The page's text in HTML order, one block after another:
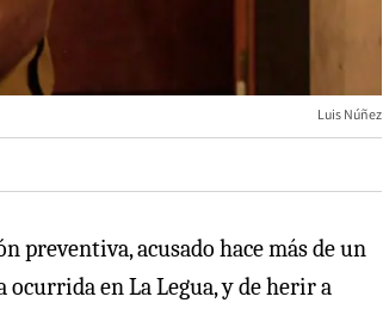
Luis Núñez
preventiva, acusado hace más de un
ocurrida en La Legua, y de herir a